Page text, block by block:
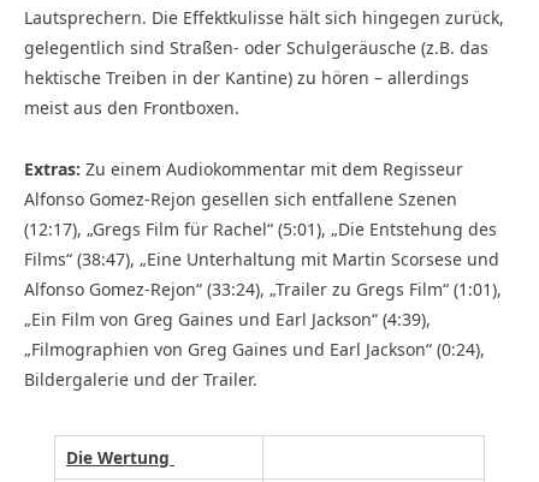
Lautsprechern. Die Effektkulisse hält sich hingegen zurück,
gelegentlich sind Straßen- oder Schulgeräusche (z.B. das
hektische Treiben in der Kantine) zu hören – allerdings
meist aus den Frontboxen.
Extras: Zu einem Audiokommentar mit dem Regisseur
Alfonso Gomez-Rejon gesellen sich entfallene Szenen
(12:17), „Gregs Film für Rachel“ (5:01), „Die Entstehung des
Films“ (38:47), „Eine Unterhaltung mit Martin Scorsese und
Alfonso Gomez-Rejon“ (33:24), „Trailer zu Gregs Film“ (1:01),
„Ein Film von Greg Gaines und Earl Jackson“ (4:39),
„Filmographien von Greg Gaines und Earl Jackson“ (0:24),
Bildergalerie und der Trailer.
Die Wertung